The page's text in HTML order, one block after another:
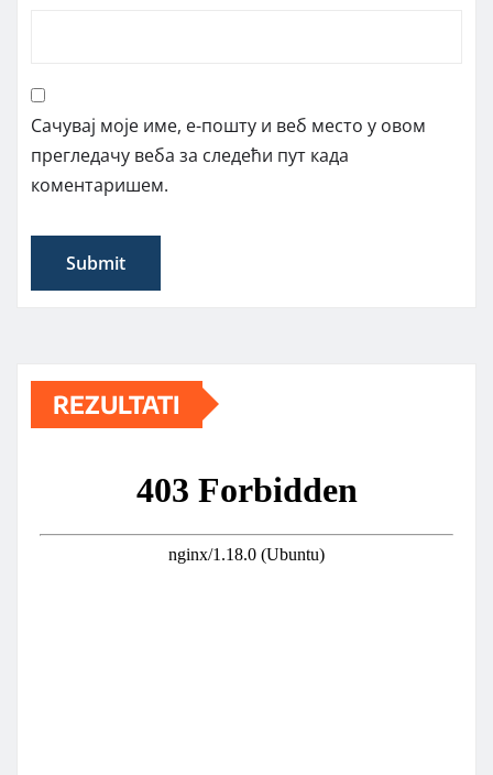
Сачувај моје име, е-пошту и веб место у овом
прегледачу веба за следећи пут када
коментаришем.
REZULTATI